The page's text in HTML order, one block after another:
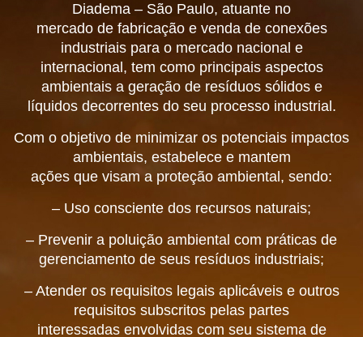
Diadema – São Paulo, atuante no
mercado de fabricação e venda de conexões
industriais para o mercado nacional e
internacional, tem como principais aspectos
ambientais a geração de resíduos sólidos e
líquidos decorrentes do seu processo industrial.
Com o objetivo de minimizar os potenciais impactos
ambientais, estabelece e mantem
ações que visam a proteção ambiental, sendo:
– Uso consciente dos recursos naturais;
– Prevenir a poluição ambiental com práticas de
gerenciamento de seus resíduos industriais;
– Atender os requisitos legais aplicáveis e outros
requisitos subscritos pelas partes
interessadas envolvidas com seu sistema de